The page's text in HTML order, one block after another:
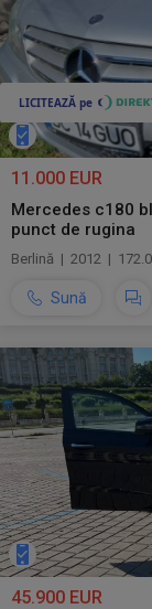
11.000 EUR
Mercedes c180
punct de rugina
Berlină | 2012 |
Sună
45.900 EUR